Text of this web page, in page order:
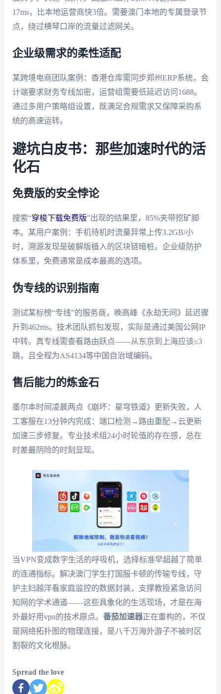
17ms，比本地运营商快3倍。需要澳门本地的专属登录节
点，绕过横琴口岸的流量过滤网关。
企业级需求的柔性适配
某跨境电商团队案例：香港仓库需同步郑州ERP系统，会
计端要求财务专线加密，运营组需要低延迟访问1688。
通过多用户策略组设置，既满足合规需求又保障采购系
统的高速运转。
避坑白皮书：那些加速时代的活
化石
免费版的安全悖论
搜索“穿梭下载免费版”出现的结果里，85%夹带挖矿脚
本。某用户案例：手机待机时流量异常上传3.2GB/小
时，溯源发现是破解版植入的区块链暗桩。企业级防护
体系里，免费通常是成本最高的选项。
伪专线的识别指南
测试某标榜“专线”的服务商，晚高峰《永劫无间》延迟骤
升到462ms。技术团队抓包发现，实际是通过美国公网IP
中转。真专线需查看路由跃点——从东京到上海应该≤3
跳，且全程为AS4134等中国自治域编码。
售后能力的炼金石
墨尔本时间凌晨两点《崩坏：星穹铁道》更新失败，人
工客服在13分钟内完成：端口检测→路由重配→云更新
加速三步修复。专业技术组24小时轮值的存在感，总在
时差最阴险的时刻显现。
当VPN变成数字生活的呼吸机，选择标准早超越了简单
的连通指标。解决澳门学生打国服卡顿的传输专线，守
护主妇越洋看家庭监控的数据封装，支撑教授紧急访问
知网的学术通道——这些具象化的生活现场，才是在海
外最好用vpn的技术原点。 番茄加速器正在重构的，不仅
是网络拓扑图的物理连接，是八千万海外游子不被时区
割裂的文化根脉。
Spread the love